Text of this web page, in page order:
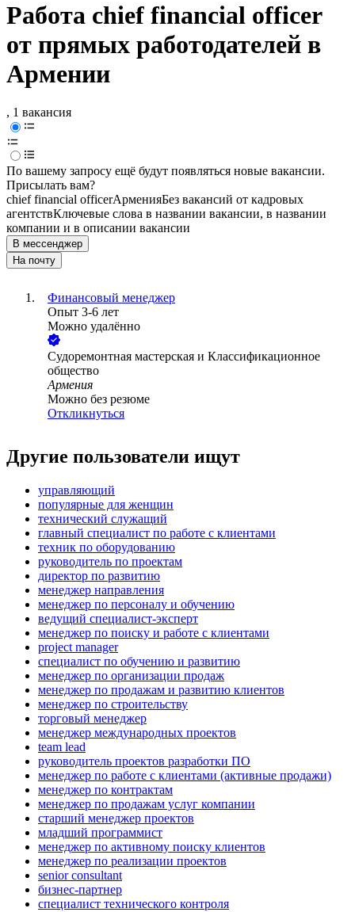
Работа chief financial officer
от прямых работодателей в
Армении
, 1 вакансия
По вашему запросу ещё будут появляться новые вакансии.
Присылать вам?
chief financial officerАрменияБез вакансий от кадровых
агентствКлючевые слова в названии вакансии, в названии
компании и в описании вакансии
В мессенджер
На почту
Финансовый менеджер
Опыт 3-6 лет
Можно удалённо
Cудоремонтная мастерская и Классификационное
общество
Армения
Можно без резюме
Откликнуться
Другие пользователи ищут
управляющий
популярные для женщин
технический служащий
главный специалист по работе с клиентами
техник по оборудованию
руководитель по проектам
директор по развитию
менеджер направления
менеджер по персоналу и обучению
ведущий специалист-эксперт
менеджер по поиску и работе с клиентами
project manager
специалист по обучению и развитию
менеджер по организации продаж
менеджер по продажам и развитию клиентов
менеджер по строительству
торговый менеджер
менеджер международных проектов
team lead
руководитель проектов разработки ПО
менеджер по работе с клиентами (активные продажи)
менеджер по контрактам
менеджер по продажам услуг компании
старший менеджер проектов
младший программист
менеджер по активному поиску клиентов
менеджер по реализации проектов
senior consultant
бизнес-партнер
специалист технического контроля